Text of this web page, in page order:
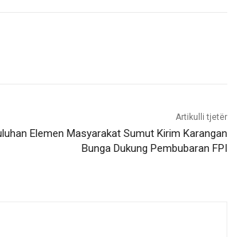
Artikulli tjetër
Elemen Masyarakat Sumut Kirim Karangan
Bunga Dukung Pembubaran FPI